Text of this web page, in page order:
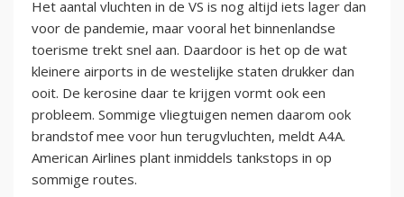
Het aantal vluchten in de VS is nog altijd iets lager dan
voor de pandemie, maar vooral het binnenlandse
toerisme trekt snel aan. Daardoor is het op de wat
kleinere airports in de westelijke staten drukker dan
ooit. De kerosine daar te krijgen vormt ook een
probleem. Sommige vliegtuigen nemen daarom ook
brandstof mee voor hun terugvluchten, meldt A4A.
American Airlines plant inmiddels tankstops in op
sommige routes.